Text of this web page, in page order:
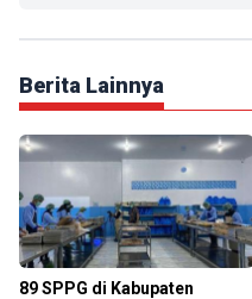
Berita Lainnya
89 SPPG di Kabupaten